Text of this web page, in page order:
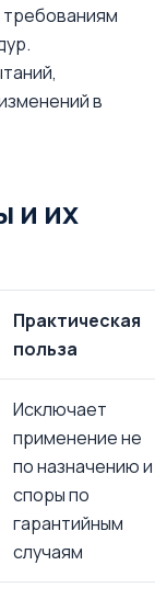
требованиям
в
и их
Практическая
польза
Исключает
применение не
по назначению и
споры по
гарантийным
случаям